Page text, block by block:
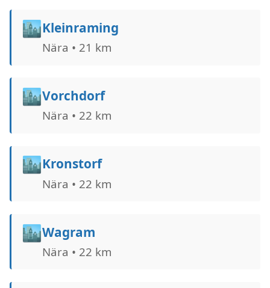
🏙️Kleinraming
Nära • 21 km
🏙️Vorchdorf
Nära • 22 km
🏙️Kronstorf
Nära • 22 km
🏙️Wagram
Nära • 22 km